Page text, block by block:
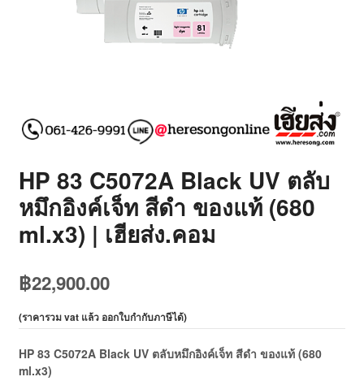
HP 83 C5072A Black UV ตลับ
หมึกอิงค์เจ็ท สีดำ ของแท้ (680
ml.x3) | เฮียส่ง.คอม
฿22,900.00
(ราคารวม vat แล้ว ออกใบกำกับภาษีได้)
HP 83 C5072A Black UV ตลับหมึกอิงค์เจ็ท สีดำ ของแท้ (680
ml.x3)